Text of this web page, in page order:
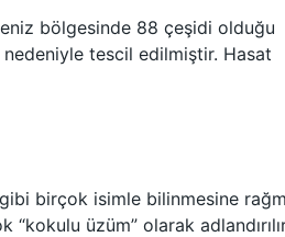
bölgesinde 88 çeşidi olduğu
tescil edilmiştir. Hasat
birçok isimle bilinmesine
üzüm” olarak